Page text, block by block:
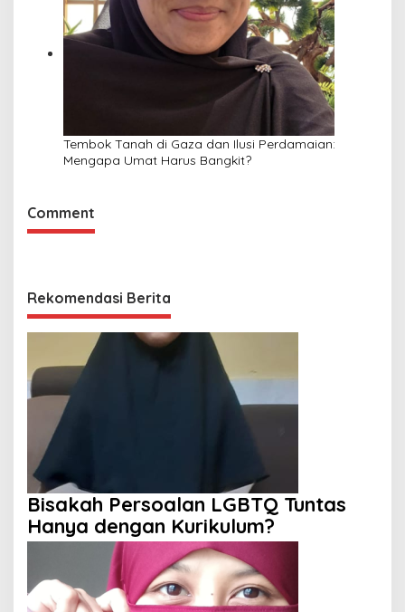
Tembok Tanah di Gaza dan Ilusi Perdamaian:
Mengapa Umat Harus Bangkit?
Comment
Rekomendasi Berita
Bisakah Persoalan LGBTQ Tuntas
Hanya dengan Kurikulum?